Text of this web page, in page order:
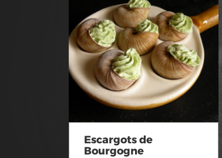
Voir en détail
Escargots de
Bourgogne